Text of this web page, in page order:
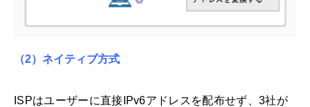
（2）ネイティブ方式
ISPはユーザーに直接IPv6アドレスを配布せず、3社が